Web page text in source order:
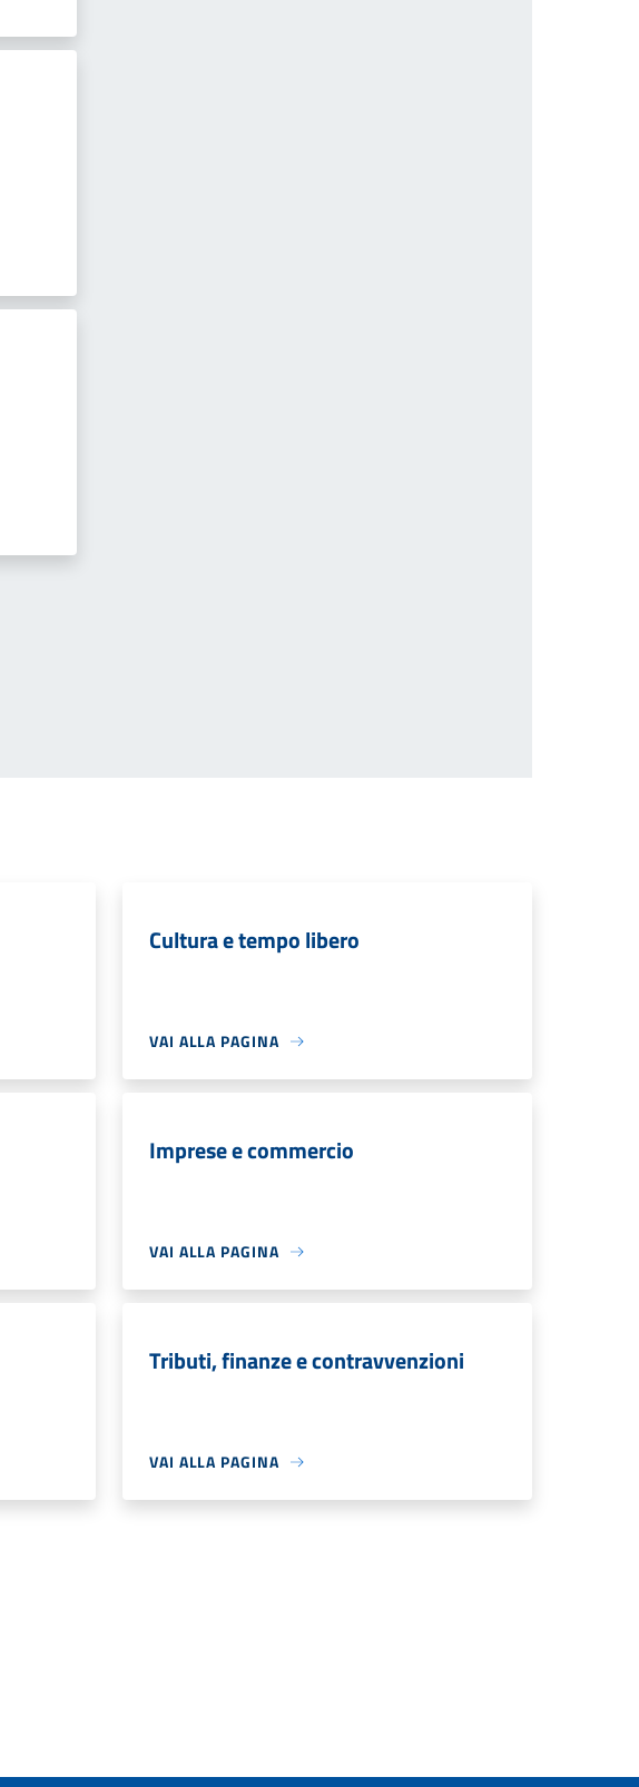
Cultura e tempo libero
VAI ALLA PAGINA
Imprese e commercio
VAI ALLA PAGINA
Tributi, finanze e contravvenzioni
VAI ALLA PAGINA